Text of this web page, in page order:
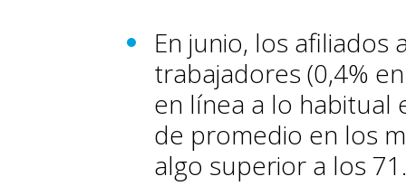
En junio, los afiliados
trabajadores (0,4%
en línea a lo habitual
de promedio en los
algo superior a los